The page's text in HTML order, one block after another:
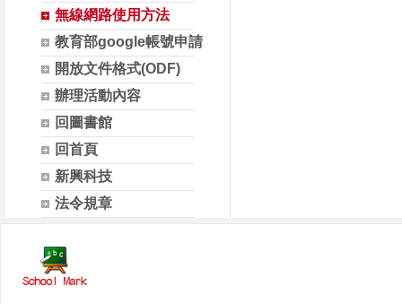
無線網路使用方法
教育部google帳號申請
開放文件格式(ODF)
辦理活動內容
回圖書館
回首頁
新興科技
法令規章